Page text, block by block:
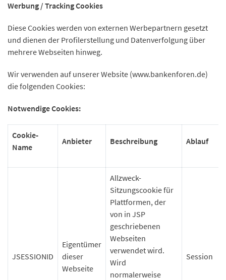
Werbung / Tracking Cookies
Diese Cookies werden von externen Werbepartnern gesetzt
und dienen der Profilerstellung und Datenverfolgung über
mehrere Webseiten hinweg.
Wir verwenden auf unserer Website (www.bankenforen.de)
die folgenden Cookies:
Notwendige Cookies:
Cookie-
Name
Anbieter Beschreibung Ablauf
JSESSIONID
Eigentümer
dieser
Webseite
Allzweck-
Sitzungscookie für
Plattformen, der
von in JSP
geschriebenen
Webseiten
verwendet wird.
Wird
normalerweise
Session